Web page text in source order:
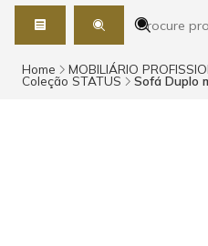
Home MOBILIÁRIO
Coleção STATUS Sofá Duplo